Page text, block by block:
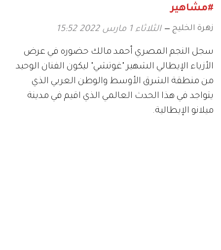
#مشاهير
زهرة الخليج الثلاثاء 1 مارس 2022 15:52
سجل النجم المصري أحمد مالك حضوره في عرض
الأزياء الإيطالي الشهير "غوتشي" ليكون الفنان الوحيد
من منطقة الشرق الأوسط والوطن العربي الذي
يتواجد في هذا الحدث العالمي الذي اقيم في مدينة
ميلانو الإيطالية.